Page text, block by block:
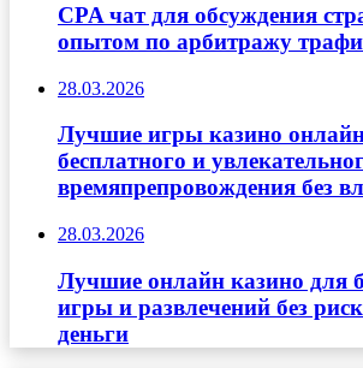
CPA чат для обсуждения
опытом по арбитражу
28.03.2026
Лучшие игры казино
бесплатного и
времяпрепровождения без
28.03.2026
Лучшие онлайн казино для
игры и развлечений без
деньги